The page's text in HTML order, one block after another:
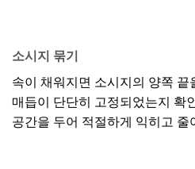
소시지 묶기
속이 채워지면 소시지의 양쪽
매듭이 단단히 고정되었는지 확
공간을 두어 적절하게 익히고 줄